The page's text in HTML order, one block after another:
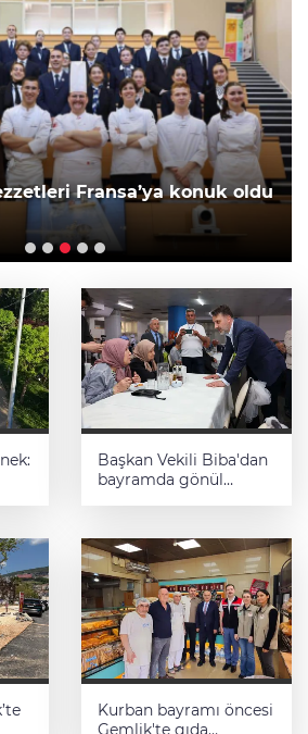
Fransa’ya konuk oldu
Başkan Vekili Biba'dan
bayramda gönül
Kurban bayramı öncesi
Gemlik'te gıda